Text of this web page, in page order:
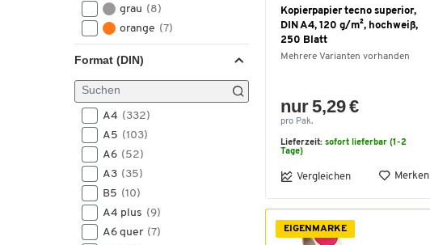
grau (8)
orange (7)
pink(6)
braun
violett(2)
Format (DIN)
A4 (332)
A5 (103)
A6 (52)
A3 (35)
B5 (10)
A4 plus (9)
A6 quer (7)
Kopierpapier tecno superior,
DIN A4, 120 g/m², hochweiß,
250 Blatt
Mehrere Varianten vorhanden
nur 5,29 €
pro Pak.
Lieferzeit: sofort lieferbar (1-2
Tage)
Vergleichen Merken
EIGENMARKE